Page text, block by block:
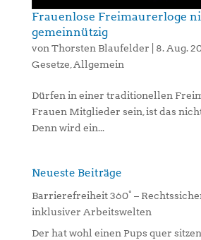
Frauenlose Freimaurerloge
gemeinnützig
vonThorsten Blaufelder 8. Aug.
Gesetze,Allgemein
Dürfen in einer traditionellen
Frauen Mitglieder sein, ist das
Denn wird ein...
Neueste Beiträge
Barrierefreiheit 360° –
inklusiver Arbeitswelten
Der hat wohl einen Pups quer